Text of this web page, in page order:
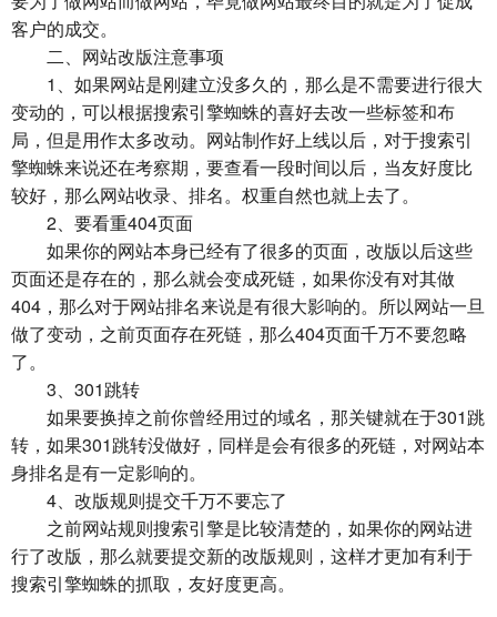
客户的成交。
二、网站改版注意事项
1、如果网站是刚建立没多久的，那么是不需要进行很大
变动的，可以根据搜索引擎蜘蛛的喜好去改一些标签和布
局，但是用作太多改动。网站制作好上线以后，对于搜索引
擎蜘蛛来说还在考察期，要查看一段时间以后，当友好度比
较好，那么网站收录、排名。权重自然也就上去了。
2、要看重404页面
如果你的网站本身已经有了很多的页面，改版以后这些
页面还是存在的，那么就会变成死链，如果你没有对其做
404，那么对于网站排名来说是有很大影响的。所以网站一旦
做了变动，之前页面存在死链，那么404页面千万不要忽略
了。
3、301跳转
如果要换掉之前你曾经用过的域名，那关键就在于301跳
转，如果301跳转没做好，同样是会有很多的死链，对网站本
身排名是有一定影响的。
4、改版规则提交千万不要忘了
之前网站规则搜索引擎是比较清楚的，如果你的网站进
行了改版，那么就要提交新的改版规则，这样才更加有利于
搜索引擎蜘蛛的抓取，友好度更高。